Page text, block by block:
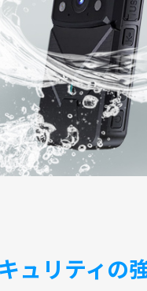
ュリティの